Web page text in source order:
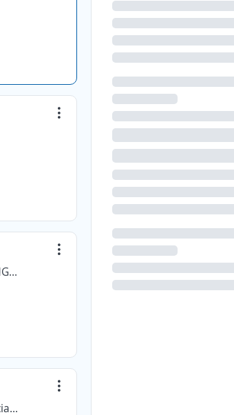
REDES E INGENIERIA ELECTRICA LTDA REDINGEL LTDA -
Profesionales en Diseño y Exhibición Comercial S.A.S